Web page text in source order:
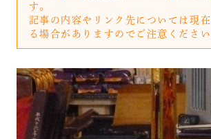
す。
記事の内容やリンク先については現
る場合がありますのでご注意ください